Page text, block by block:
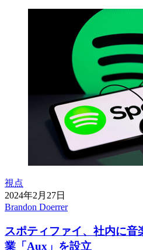
視点
2024年2月27日
Brandon Doerrer
スポティファイ、社内に音
業「Aux」を設立